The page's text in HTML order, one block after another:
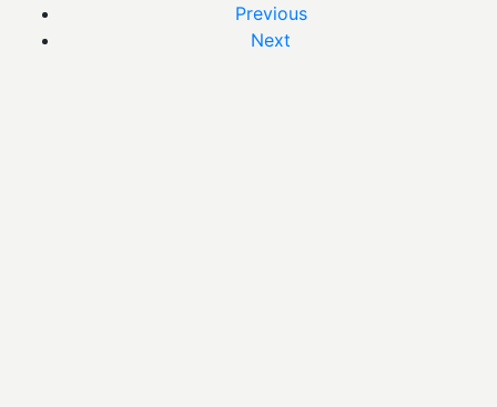
Previous
Next